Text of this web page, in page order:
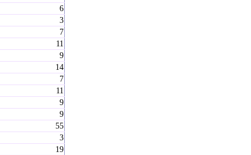
6
3
7
11
9
14
7
11
9
9
55
3
19